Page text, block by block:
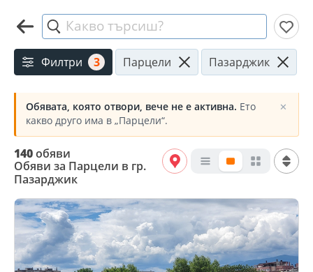
Какво търсиш?
Филтри 3 Парцели Пазарджик
Обявата, която отвори, вече не е активна. Ето
какво друго има в „Парцели“.
✕
140обяви
Обяви за Парцели в гр.
Пазарджик